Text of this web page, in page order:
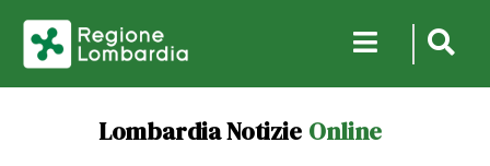
Lombardia Notizie Online